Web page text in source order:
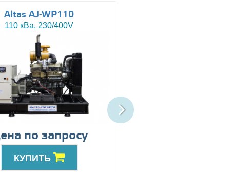
Altas AJ-WP110
110 кВа, 230/400V
по запросу
КУПИТЬ